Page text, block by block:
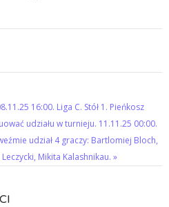
16:00. Liga C. Stół 1. Pieńkosz
udziału w turnieju. 11.11.25 00:00.
udział 4 graczy: Bartlomiej Bloch,
Mikita Kalashnikau. »